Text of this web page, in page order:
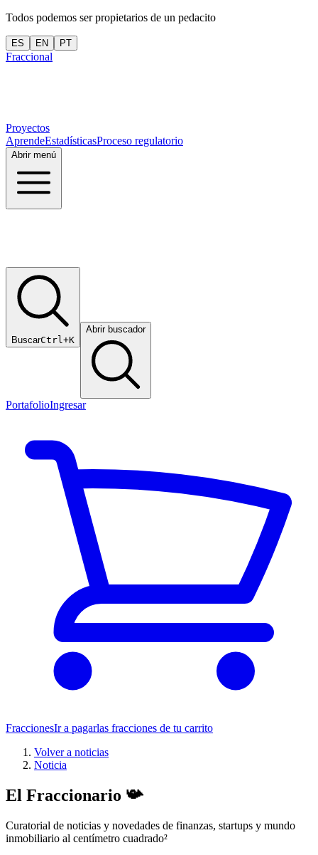
Todos podemos ser propietarios de un pedacito
ES EN PT
Fraccional
Proyectos
AprendeEstadísticasProceso regulatorio
Abrir menú
BuscarCtrl+K
Abrir buscador
PortafolioIngresar
FraccionesIr a pagarlas fracciones de tu carrito
Volver a noticias
Noticia
El Fraccionario 📯
Curatorial de noticias y novedades de finanzas, startups y mundo
inmobiliario al centímetro cuadrado²